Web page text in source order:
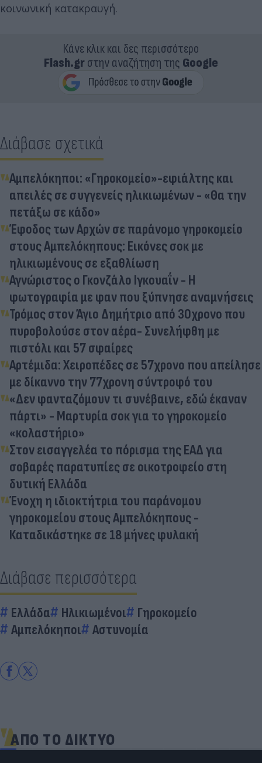
κοινωνική κατακραυγή.
Κάνε κλικ και δες περισσότερο
Flash.grστην αναζήτηση της Google
Διάβασε σχετικά
Αμπελόκηποι: «Γηροκομείο»-εφιάλτης και
απειλές σε συγγενείς ηλικιωμένων - «Θα την
πετάξω σε κάδο»
Έφοδος των Αρχών σε παράνομο γηροκομείο
στους Αμπελόκηπους: Εικόνες σοκ με
ηλικιωμένους σε εξαθλίωση
Αγνώριστος ο Γκονζάλο Ιγκουαΐν - Η
φωτογραφία με φαν που ξύπνησε αναμνήσεις
Τρόμος στον Άγιο Δημήτριο από 30χρονο που
πυροβολούσε στον αέρα- Συνελήφθη με
πιστόλι και 57 σφαίρες
Αρτέμιδα: Χειροπέδες σε 57χρονο που απείλησε
με δίκαννο την 77χρονη σύντροφό του
«Δεν φανταζόμουν τι συνέβαινε, εδώ έκαναν
πάρτι» - Μαρτυρία σοκ για το γηροκομείο
«κολαστήριο»
Στον εισαγγελέα το πόρισμα της ΕΑΔ για
σοβαρές παρατυπίες σε οικοτροφείο στη
δυτική Ελλάδα
Ένοχη η ιδιοκτήτρια του παράνομου
γηροκομείου στους Αμπελόκηπους -
Καταδικάστηκε σε 18 μήνες φυλακή
Διάβασε περισσότερα
Ελλάδα Ηλικιωμένοι
Γηροκομείο
Αμπελόκηποι
Αστυνομία
ΑΠΟ ΤΟ ΔΙΚΤΥΟ